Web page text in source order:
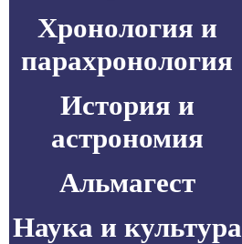
Хронология и
парахронология
История и
астрономия
Альмагест
Наука и культура